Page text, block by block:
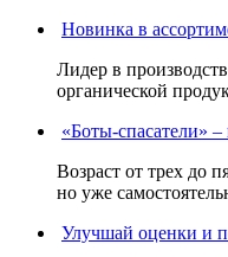
Новинка в
Лидер в
органической
«Боты-спасатели»
Возраст от трех до
но уже
Улучшай оценки и